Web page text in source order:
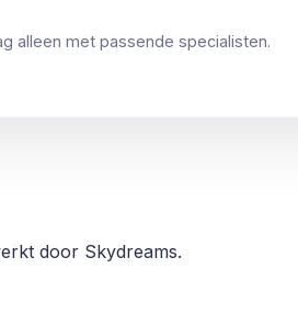
alleen met passende specialisten.
door Skydreams.